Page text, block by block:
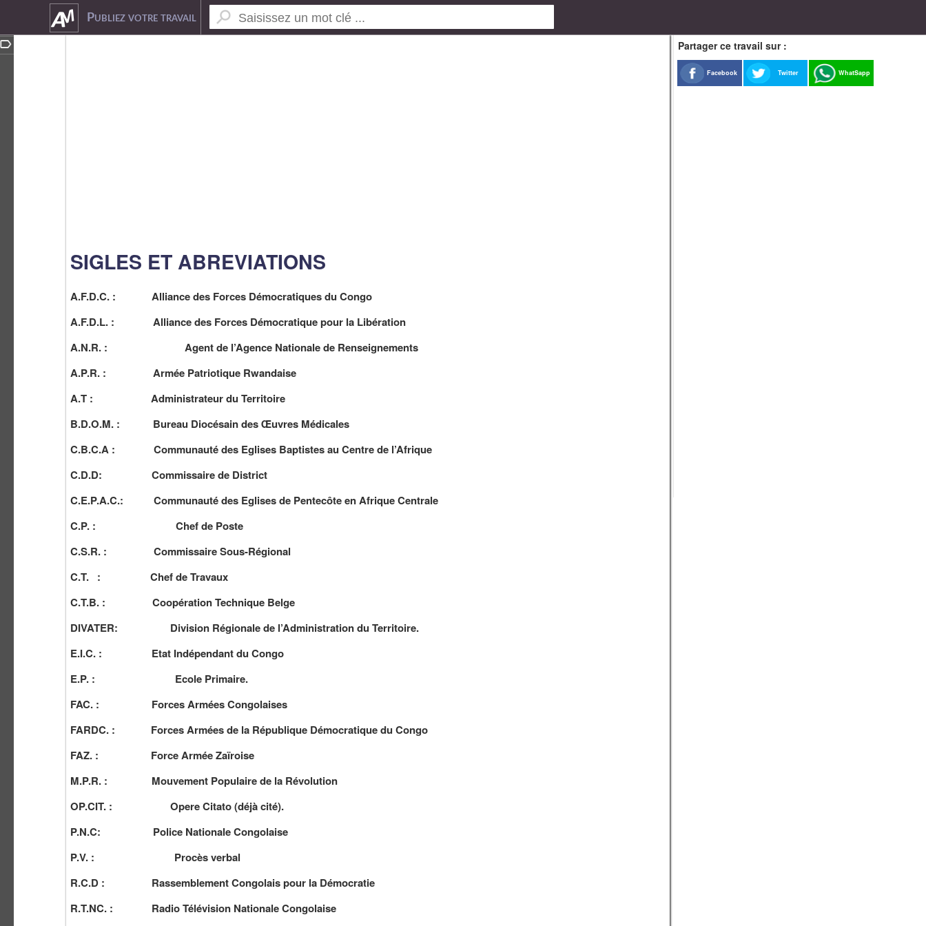
Publiez votre travail
SIGLES ET ABREVIATIONS
A.F.D.C. : Alliance des Forces Démocratiques du Congo
A.F.D.L. : Alliance des Forces Démocratique pour la Libération
A.N.R. : Agent de l’Agence Nationale de Renseignements
A.P.R. : Armée Patriotique Rwandaise
A.T : Administrateur du Territoire
B.D.O.M. : Bureau Diocésain des Œuvres Médicales
C.B.C.A : Communauté des Eglises Baptistes au Centre de l’Afrique
C.D.D: Commissaire de District
C.E.P.A.C.: Communauté des Eglises de Pentecôte en Afrique Centrale
C.P. : Chef de Poste
C.S.R. : Commissaire Sous-Régional
C.T. : Chef de Travaux
C.T.B. : Coopération Technique Belge
DIVATER: Division Régionale de l’Administration du Territoire.
E.I.C. : Etat Indépendant du Congo
E.P. : Ecole Primaire.
FAC. : Forces Armées Congolaises
FARDC. : Forces Armées de la République Démocratique du Congo
FAZ. : Force Armée Zaïroise
M.P.R. : Mouvement Populaire de la Révolution
OP.CIT. : Opere Citato (déjà cité).
P.N.C: Police Nationale Congolaise
P.V. : Procès verbal
R.C.D : Rassemblement Congolais pour la Démocratie
R.T.NC. : Radio Télévision Nationale Congolaise
Partager ce travail sur :
Facebook Twitter WhatSapp